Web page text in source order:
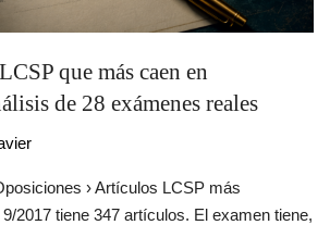
que más caen en
de 28 exámenes reales
› Artículos LCSP más
2017 tiene 347 artículos. El examen tiene,